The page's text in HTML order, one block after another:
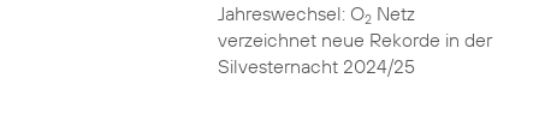
Jahreswechsel: O2Netz
verzeichnet neue Rekorde in der
Silvesternacht 2024/25